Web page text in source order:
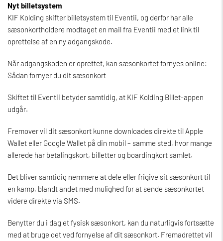
Nyt billetsystem
KIF Kolding skifter billetsystem til Eventii, og derfor har alle
sæsonkortholdere modtaget en mail fra Eventii med et link til
oprettelse af en ny adgangskode.
Når adgangskoden er oprettet, kan sæsonkortet fornyes online:
Sådan fornyer du dit sæsonkort
Skiftet til Eventii betyder samtidig, at KIF Kolding Billet-appen
udgår.
Fremover vil dit sæsonkort kunne downloades direkte til Apple
Wallet eller Google Wallet på din mobil – samme sted, hvor mange
allerede har betalingskort, billetter og boardingkort samlet.
Det bliver samtidig nemmere at dele eller frigive sit sæsonkort til
en kamp, blandt andet med mulighed for at sende sæsonkortet
videre direkte via SMS.
Benytter du i dag et fysisk sæsonkort, kan du naturligvis fortsætte
med at bruge det ved fornyelse af dit sæsonkort. Fremadrettet vil